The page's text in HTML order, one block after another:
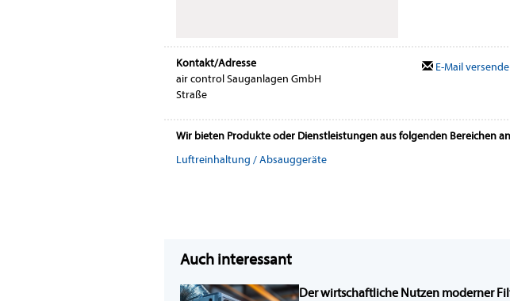
Kontakt/Adresse
air control Sauganlagen GmbH
Straße
E-Mail
Wir bieten Produkte oder Dienstleistungen aus folgenden Bereichen
Luftreinhaltung / Absauggeräte
Auch interessant
Der wirtschaftliche Nutzen moderner